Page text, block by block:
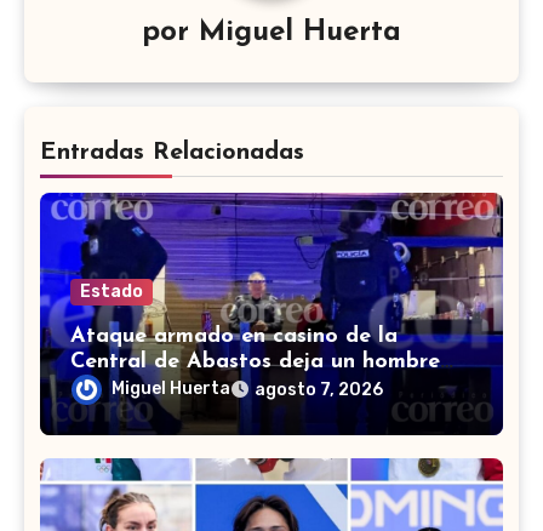
por Miguel Huerta
Entradas Relacionadas
Estado
Ataque armado en casino de la
Central de Abastos deja un hombre
muerto en León
Miguel Huerta agosto 7, 2026